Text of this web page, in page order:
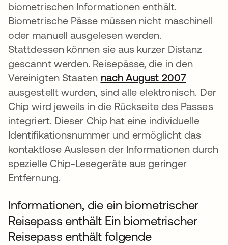
biometrischen Informationen enthält.
Biometrische Pässe müssen nicht maschinell
oder manuell ausgelesen werden.
Stattdessen können sie aus kurzer Distanz
gescannt werden. Reisepässe, die in den
Vereinigten Staaten nach August 2007wird in
ausgestellt wurden, sind alle elektronisch. Der
Chip wird jeweils in die Rückseite des Passes
integriert. Dieser Chip hat eine individuelle
Identifikationsnummer und ermöglicht das
kontaktlose Auslesen der Informationen durch
spezielle Chip-Lesegeräte aus geringer
Entfernung.
Informationen, die ein biometrischer
Reisepass enthält Ein biometrischer
Reisepass enthält folgende